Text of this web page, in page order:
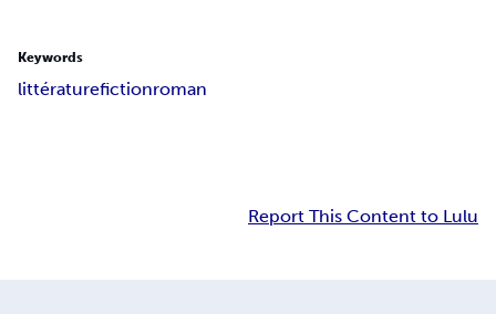
Keywords
littératurefictionroman
Report This Content to Lulu